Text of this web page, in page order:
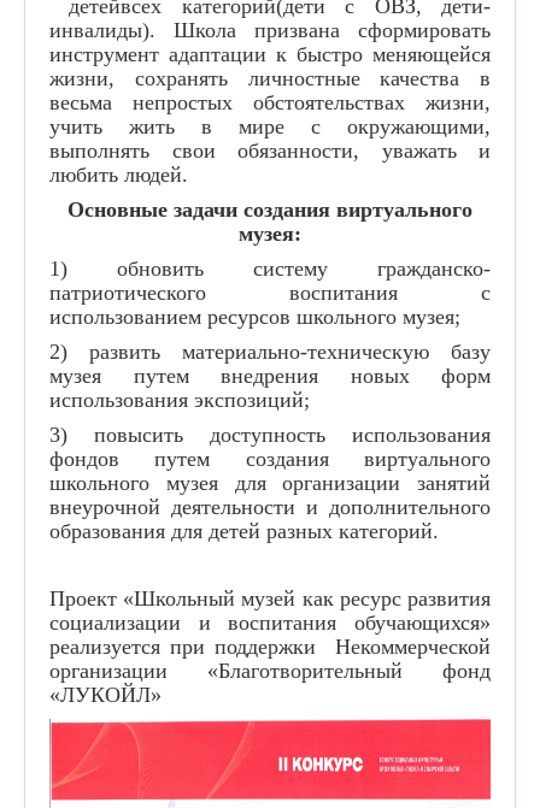
детейвсех категорий(дети с ОВЗ, дети-
инвалиды). Школа призвана сформировать
инструмент адаптации к быстро меняющейся
жизни, сохранять личностные качества в
весьма непростых обстоятельствах жизни,
учить жить в мире с окружающими,
выполнять свои обязанности, уважать и
любить людей.
Основные задачи создания виртуального
музея:
1) обновить систему гражданско-
патриотического воспитания с
использованием ресурсов школьного музея;
2) развить материально-техническую базу
музея путем внедрения новых форм
использования экспозиций;
3) повысить доступность использования
фондов путем создания виртуального
школьного музея для организации занятий
внеурочной деятельности и дополнительного
образования для детей разных категорий.
Проект «Школьный музей как ресурс развития
социализации и воспитания обучающихся»
реализуется при поддержки Некоммерческой
организации «Благотворительный фонд
«ЛУКОЙЛ»